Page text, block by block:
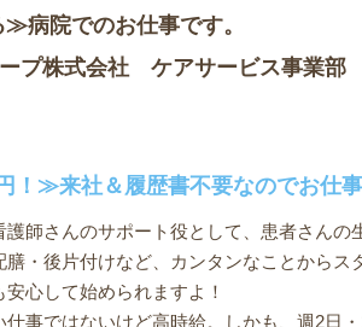
病院でのお仕事です。
プ株式会社 ケアサービス事業部
！≫来社＆履歴書不要なのでお仕
護師さんのサポート役として、患者さん
・後片付けなど、カンタンなことから
心して始められますよ！
仕事ではないけど高時給。しかも、週2日